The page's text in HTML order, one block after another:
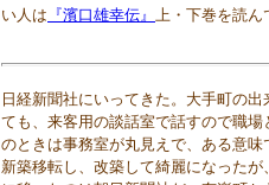
い人は 『濱口雄幸伝』 上・下巻を読ん
日経新聞社にいってきた。大手町の
ても、来客用の談話室で話すので職
のときは事務室が丸見えで、ある意
新築移転し、改築して綺麗になった